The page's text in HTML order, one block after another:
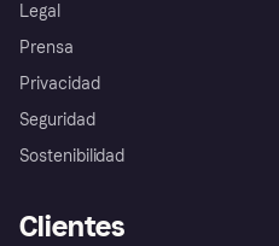
Legal
Prensa
Privacidad
Seguridad
Sostenibilidad
Clientes